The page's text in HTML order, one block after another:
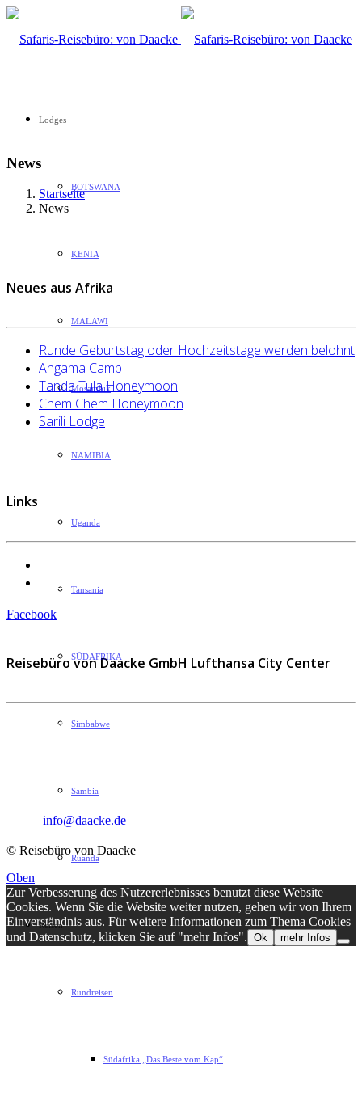
Lodges
BOTSWANA
KENIA
MALAWI
Mosambik
NAMIBIA
Uganda
Tansania
SÜDAFRIKA
Simbabwe
Sambia
Ruanda
Reisen
Rundreisen
Südafrika „Das Beste vom Kap“
News
Startseite
News
Neues aus Afrika
Runde Geburtstag oder Hochzeitstage werden belohnt
Angama Camp
Tanda Tula Honeymoon
Chem Chem Honeymoon
Sarili Lodge
Links
Impressum
Facebook
Reisebüro von Daacke GmbH Lufthansa City Center
Sophie-Rahel-Jansen-Str. 98
Fax: 040 82 27 72 30
info@daacke.de
© Reisebüro von Daacke
Oben
Zur Verbesserung des Nutzererlebnisses benutzt diese Website
Cookies. Wenn Sie die Website weiter nutzen, gehen wir von Ihrem
Einverständnis aus. Für weitere Informationen zum Thema Cookies
und Datenschutz, klicken Sie auf "mehr Infos". Ok mehr Infos